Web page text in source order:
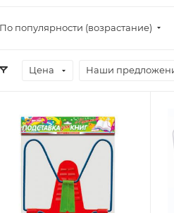
По популярности (возрастание)
Цена Наши